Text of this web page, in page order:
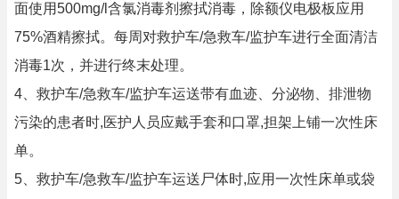
面使用500mg/l含氯消毒剂擦拭消毒，除额仪电极板应用
75%酒精擦拭。每周对救护车/急救车/监护车进行全面清洁
消毒1次，并进行终末处理。
4、救护车/急救车/监护车运送带有血迹、分泌物、排泄物
污染的患者时,医护人员应戴手套和口罩,担架上铺一次性床
单。
5、救护车/急救车/监护车运送尸体时,应用一次性床单或袋